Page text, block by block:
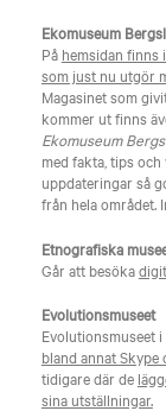
Ekomuseum
På hemsidan finns
som just nu utgör
Magasinet som
kommer ut finns
Ekomuseum
med fakta, tips
uppdateringar så
från hela området.
Etnografiska
Går att besöka
Evolutionsmuseet
Evolutionsmuseet i
bland annat Skype
tidigare där de
sina utställningar.